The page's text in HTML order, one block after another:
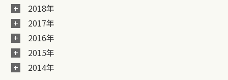
2018年
2017年
2016年
2015年
2014年